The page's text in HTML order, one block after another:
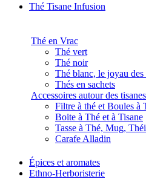
Thé Tisane Infusion
Thé en Vrac
Thé vert
Thé noir
Thé blanc, le joyau des
Thés en sachets
Accessoires autour des
Filtre à thé et Boules à
Boite à Thé et à Tisane
Tasse à Thé, Mug,
Carafe Alladin
Épices et aromates
Ethno-Herboristerie